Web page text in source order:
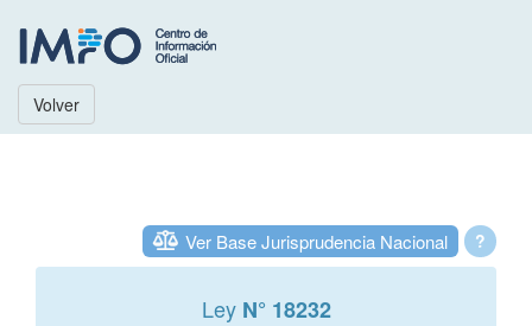
Volver
?
Ver Base Jurisprudencia Nacional
Ley N° 18232